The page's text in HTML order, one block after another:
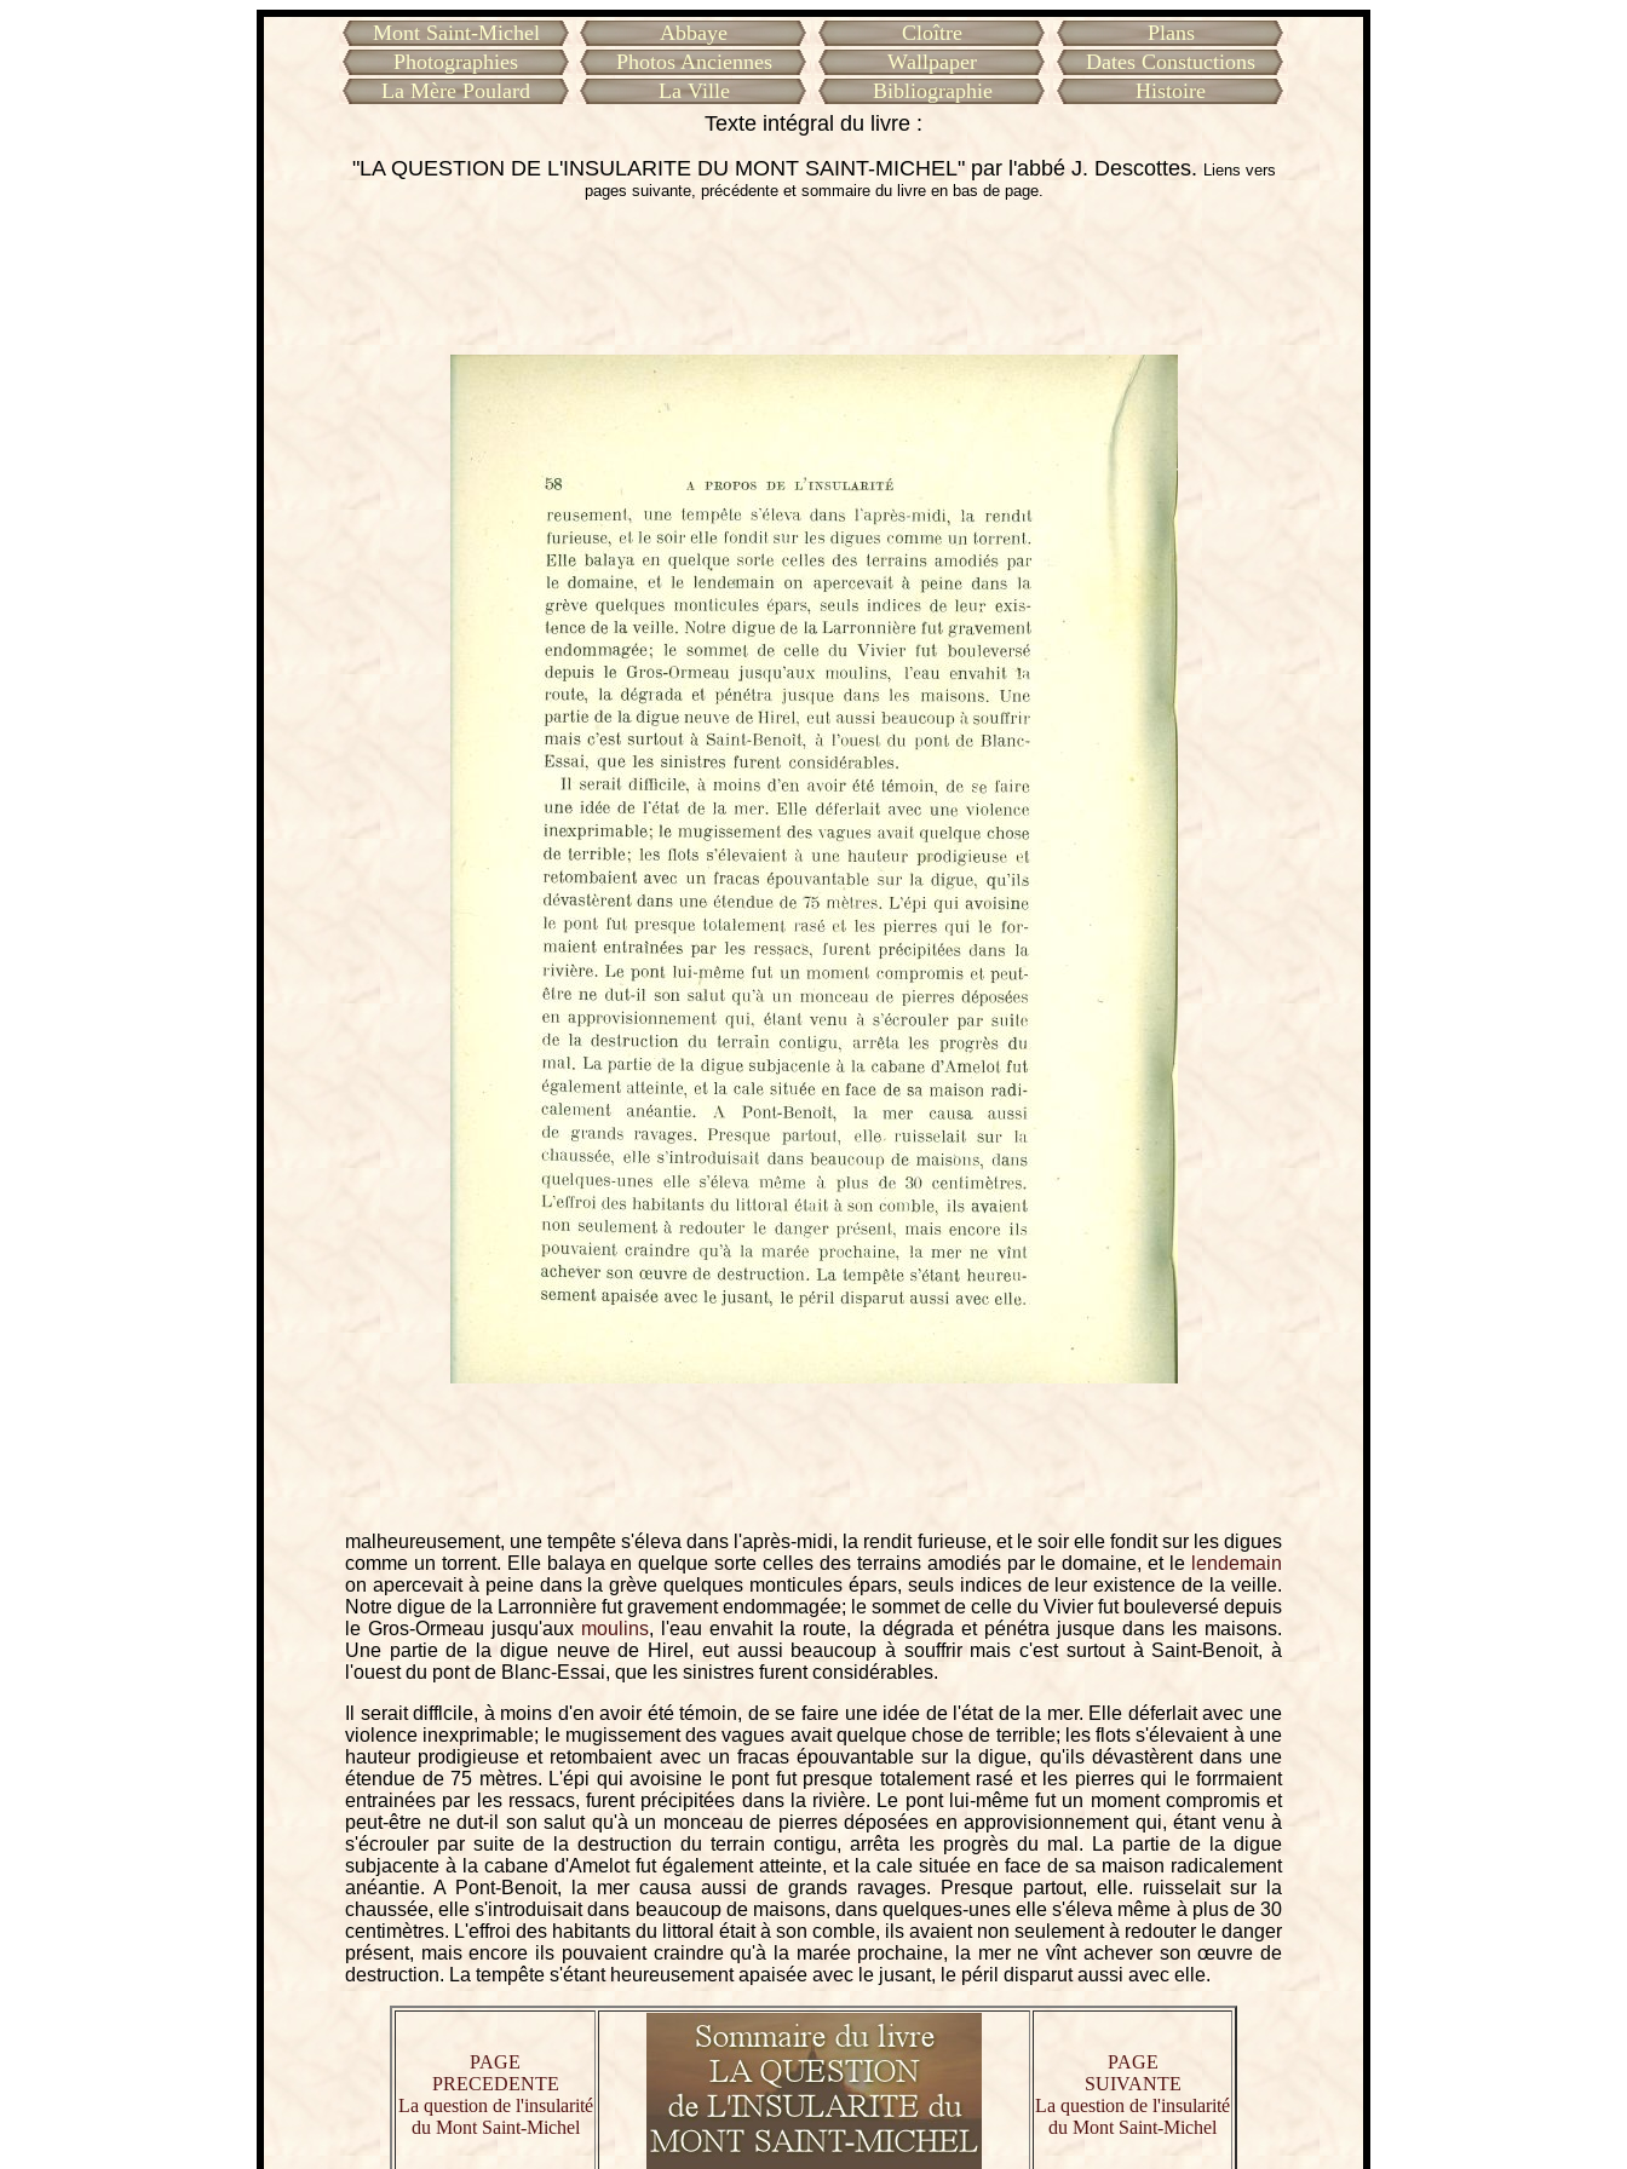
Mont Saint-Michel Abbaye Cloître
Plans
Photographies
Photos Anciennes Wallpaper
Dates Constuctions
La Mère Poulard
La Ville Bibliographie
Histoire
Texte intégral du livre :
"LA QUESTION DE L'INSULARITE DU MONT SAINT-MICHEL" par l'abbé J. Descottes. Liens vers
pages suivante, précédente et sommaire du livre en bas de page.
malheureusement, une tempête s'éleva dans l'après-midi, la rendit furieuse, et le soir elle fondit sur les digues
comme un torrent. Elle balaya en quelque sorte celles des terrains amodiés par le domaine, et le lendemain
on apercevait à peine dans la grève quelques monticules épars, seuls indices de leur existence de la veille.
Notre digue de la Larronnière fut gravement endommagée; le sommet de celle du Vivier fut bouleversé depuis
le Gros-Ormeau jusqu'aux moulins, l'eau envahit la route, la dégrada et pénétra jusque dans les maisons.
Une partie de la digue neuve de Hirel, eut aussi beaucoup à souffrir mais c'est surtout à Saint-Benoit, à
l'ouest du pont de Blanc-Essai, que les sinistres furent considérables.
Il serait difflcile, à moins d'en avoir été témoin, de se faire une idée de l'état de la mer. Elle déferlait avec une
violence inexprimable; le mugissement des vagues avait quelque chose de terrible; les flots s'élevaient à une
hauteur prodigieuse et retombaient avec un fracas épouvantable sur la digue, qu'ils dévastèrent dans une
étendue de 75 mètres. L'épi qui avoisine le pont fut presque totalement rasé et les pierres qui le forrmaient
entrainées par les ressacs, furent précipitées dans la rivière. Le pont lui-même fut un moment compromis et
peut-être ne dut-il son salut qu'à un monceau de pierres déposées en approvisionnement qui, étant venu à
s'écrouler par suite de la destruction du terrain contigu, arrêta les progrès du mal. La partie de la digue
subjacente à la cabane d'Amelot fut également atteinte, et la cale située en face de sa maison radicalement
anéantie. A Pont-Benoit, la mer causa aussi de grands ravages. Presque partout, elle. ruisselait sur la
chaussée, elle s'introduisait dans beaucoup de maisons, dans quelques-unes elle s'éleva même à plus de 30
centimètres. L'effroi des habitants du littoral était à son comble, ils avaient non seulement à redouter le danger
présent, mais encore ils pouvaient craindre qu'à la marée prochaine, la mer ne vînt achever son œuvre de
destruction. La tempête s'étant heureusement apaisée avec le jusant, le péril disparut aussi avec elle.
PAGE
PRECEDENTE
La question de l'insularité
du Mont Saint-Michel
PAGE
SUIVANTE
La question de l'insularité
du Mont Saint-Michel